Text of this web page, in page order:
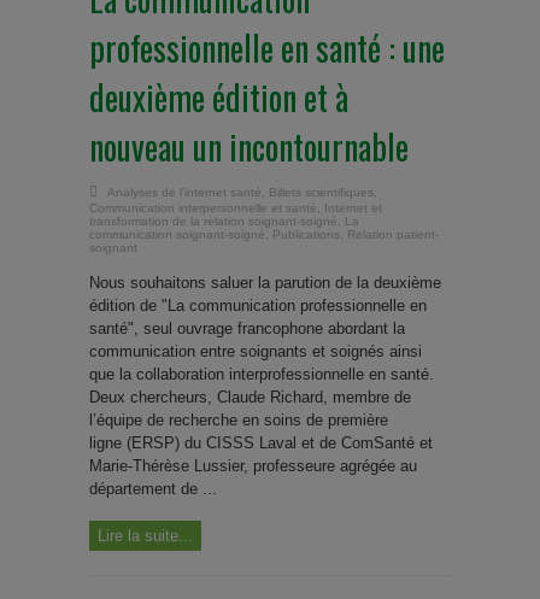
professionnelle en santé : une
deuxième édition et à
nouveau un incontournable
Analyses de l'internet santé Billets scientifiques
Communication interpersonnelle et santé
Internet et
transformation de la relation soignant-soigné
La
communication soignant-soigné
Publications
Relation patient-
soignant
Nous souhaitons saluer la parution de la deuxième
édition de "La communication professionnelle en
santé", seul ouvrage francophone abordant la
communication entre soignants et soignés ainsi
que la collaboration interprofessionnelle en santé.
Deux chercheurs, Claude Richard, membre de
l’équipe de recherche en soins de première
ligne (ERSP) du CISSS Laval et de ComSanté et
Marie-Thérèse Lussier, professeure agrégée au
département de ...
Lire la suite...